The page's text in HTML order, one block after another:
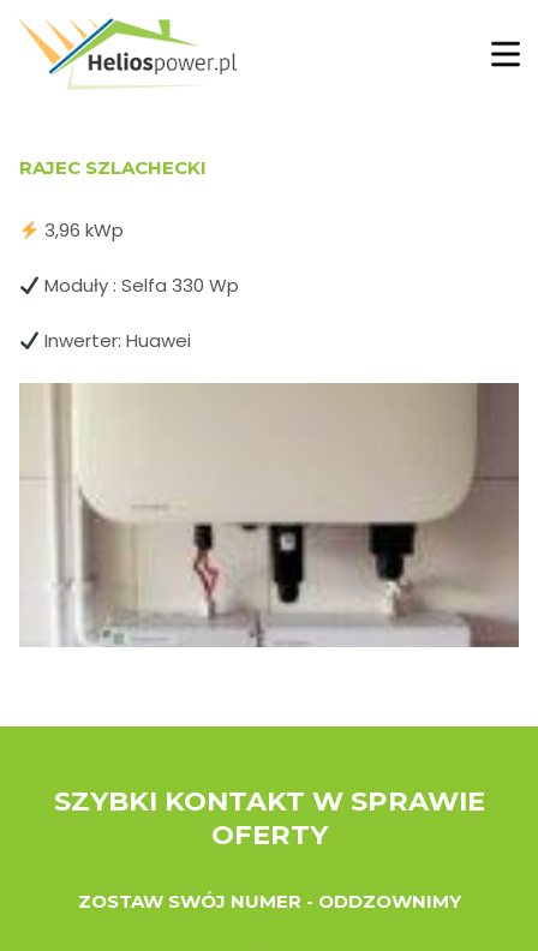
RAJEC SZLACHECKI
3,96 kWp
Moduły : Selfa 330 Wp
Inwerter: Huawei
SZYBKI KONTAKT W SPRAWIE
OFERTY
ZOSTAW SWÓJ NUMER - ODDZOWNIMY